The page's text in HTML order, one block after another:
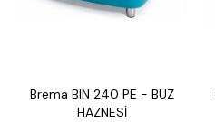
Brema BIN 240 PE - BUZ
HAZNESİ